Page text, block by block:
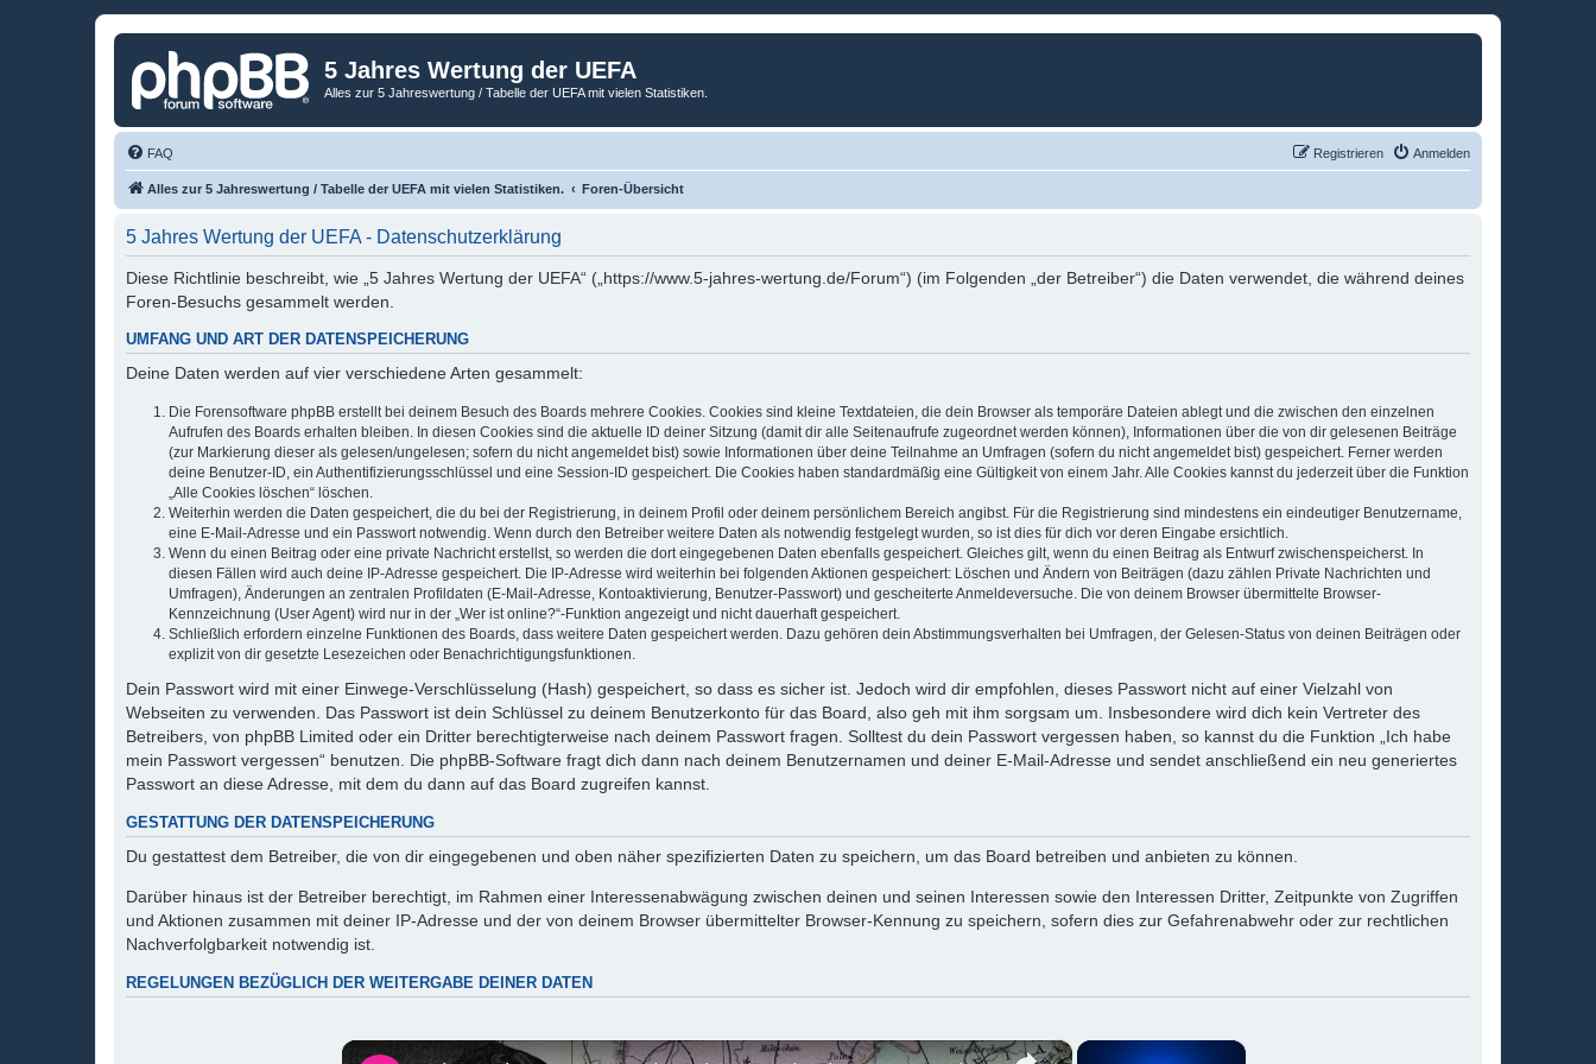
5 Jahres Wertung der UEFA
Alles zur 5 Jahreswertung / Tabelle der UEFA mit vielen Statistiken.
FAQ Anmelden
Registrieren
Alles zur 5 Jahreswertung / Tabelle der UEFA mit vielen Statistiken. Foren-Übersicht
5 Jahres Wertung der UEFA - Datenschutzerklärung
Diese Richtlinie beschreibt, wie „5 Jahres Wertung der UEFA“ („https://www.5-jahres-wertung.de/Forum“) (im Folgenden „der Betreiber“) die Daten verwendet, die während deines
Foren-Besuchs gesammelt werden.
UMFANG UND ART DER DATENSPEICHERUNG
Deine Daten werden auf vier verschiedene Arten gesammelt:
Die Forensoftware phpBB erstellt bei deinem Besuch des Boards mehrere Cookies. Cookies sind kleine Textdateien, die dein Browser als temporäre Dateien ablegt und die zwischen den einzelnen
Aufrufen des Boards erhalten bleiben. In diesen Cookies sind die aktuelle ID deiner Sitzung (damit dir alle Seitenaufrufe zugeordnet werden können), Informationen über die von dir gelesenen Beiträge
(zur Markierung dieser als gelesen/ungelesen; sofern du nicht angemeldet bist) sowie Informationen über deine Teilnahme an Umfragen (sofern du nicht angemeldet bist) gespeichert. Ferner werden
deine Benutzer-ID, ein Authentifizierungsschlüssel und eine Session-ID gespeichert. Die Cookies haben standardmäßig eine Gültigkeit von einem Jahr. Alle Cookies kannst du jederzeit über die Funktion
„Alle Cookies löschen“ löschen.
Weiterhin werden die Daten gespeichert, die du bei der Registrierung, in deinem Profil oder deinem persönlichem Bereich angibst. Für die Registrierung sind mindestens ein eindeutiger Benutzername,
eine E-Mail-Adresse und ein Passwort notwendig. Wenn durch den Betreiber weitere Daten als notwendig festgelegt wurden, so ist dies für dich vor deren Eingabe ersichtlich.
Wenn du einen Beitrag oder eine private Nachricht erstellst, so werden die dort eingegebenen Daten ebenfalls gespeichert. Gleiches gilt, wenn du einen Beitrag als Entwurf zwischenspeicherst. In
diesen Fällen wird auch deine IP-Adresse gespeichert. Die IP-Adresse wird weiterhin bei folgenden Aktionen gespeichert: Löschen und Ändern von Beiträgen (dazu zählen Private Nachrichten und
Umfragen), Änderungen an zentralen Profildaten (E-Mail-Adresse, Kontoaktivierung, Benutzer-Passwort) und gescheiterte Anmeldeversuche. Die von deinem Browser übermittelte Browser-
Kennzeichnung (User Agent) wird nur in der „Wer ist online?“-Funktion angezeigt und nicht dauerhaft gespeichert.
Schließlich erfordern einzelne Funktionen des Boards, dass weitere Daten gespeichert werden. Dazu gehören dein Abstimmungsverhalten bei Umfragen, der Gelesen-Status von deinen Beiträgen oder
explizit von dir gesetzte Lesezeichen oder Benachrichtigungsfunktionen.
Dein Passwort wird mit einer Einwege-Verschlüsselung (Hash) gespeichert, so dass es sicher ist. Jedoch wird dir empfohlen, dieses Passwort nicht auf einer Vielzahl von
Webseiten zu verwenden. Das Passwort ist dein Schlüssel zu deinem Benutzerkonto für das Board, also geh mit ihm sorgsam um. Insbesondere wird dich kein Vertreter des
Betreibers, von phpBB Limited oder ein Dritter berechtigterweise nach deinem Passwort fragen. Solltest du dein Passwort vergessen haben, so kannst du die Funktion „Ich habe
mein Passwort vergessen“ benutzen. Die phpBB-Software fragt dich dann nach deinem Benutzernamen und deiner E-Mail-Adresse und sendet anschließend ein neu generiertes
Passwort an diese Adresse, mit dem du dann auf das Board zugreifen kannst.
GESTATTUNG DER DATENSPEICHERUNG
Du gestattest dem Betreiber, die von dir eingegebenen und oben näher spezifizierten Daten zu speichern, um das Board betreiben und anbieten zu können.
Darüber hinaus ist der Betreiber berechtigt, im Rahmen einer Interessenabwägung zwischen deinen und seinen Interessen sowie den Interessen Dritter, Zeitpunkte von Zugriffen
und Aktionen zusammen mit deiner IP-Adresse und der von deinem Browser übermittelter Browser-Kennung zu speichern, sofern dies zur Gefahrenabwehr oder zur rechtlichen
Nachverfolgbarkeit notwendig ist.
REGELUNGEN BEZÜGLICH DER WEITERGABE DEINER DATEN
×
×